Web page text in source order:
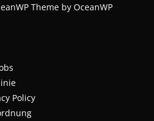
Theme by OceanWP
Policy